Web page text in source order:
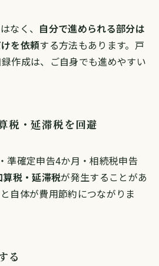
なく、 自分で進められる部分は
を依頼する方法もあります。戸
作成は、ご自身でも進めやすい
税・延滞税を回避
準確定申告4か月・相続税申告
算税・延滞税が発生することがあ
自体が費用節約につながりま
る